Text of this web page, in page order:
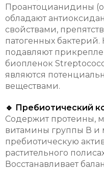
Проантоцианидины
обладают
свойствами,
патогенных
подавляют
биопленок
являются
веществами.
🔹 Пребиотический
Содержит протеины,
витамины группы В и
пребиотическую
растительного
Восстанавливает